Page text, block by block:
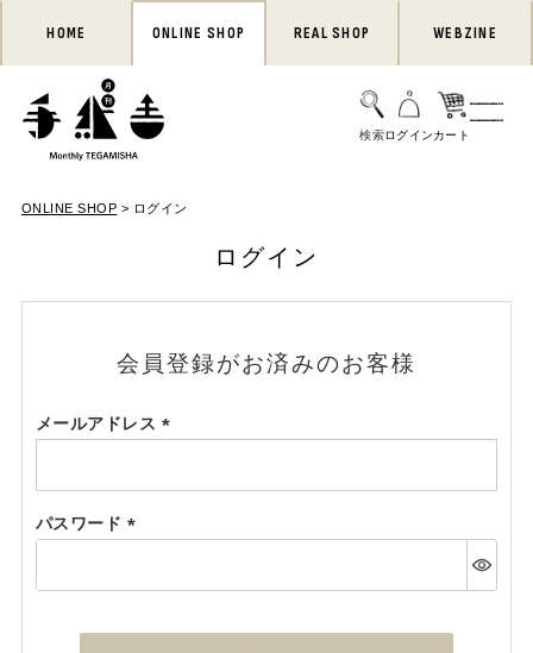
HOME ONLINE SHOP REAL SHOP WEBZINE
ONLINE SHOP ログイン
ログイン
会員登録がお済みのお客様
メールアドレス
須)
パスワード
須)